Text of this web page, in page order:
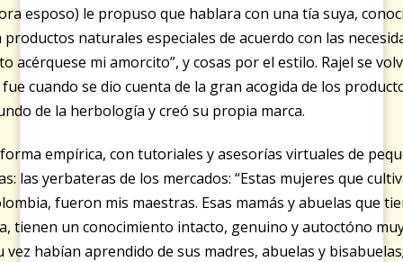
esposo) le propuso que hablara con una tía suya,
naturales especiales de acuerdo con las
acérquese mi amorcito”, y cosas por el estilo. Rajel se
cuando se dio cuenta de la gran acogida de los
de la herbología y creó su propia marca.
empírica, con tutoriales y asesorías virtuales de
las yerbateras de los mercados: “Estas mujeres que
fueron mis maestras. Esas mamás y abuelas que
tienen un conocimiento intacto, genuino y autoctóno
habían aprendido de sus madres, abuelas y